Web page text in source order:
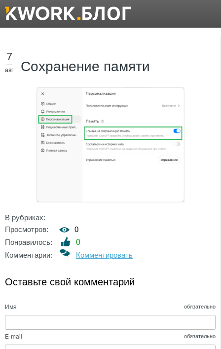
7
авг Сохранение памяти
В рубриках:
Просмотров:
0
Понравилось:
0
Комментарии:
Комментировать
Оставьте свой комментарий
Имя обязательно
E-mail обязательно